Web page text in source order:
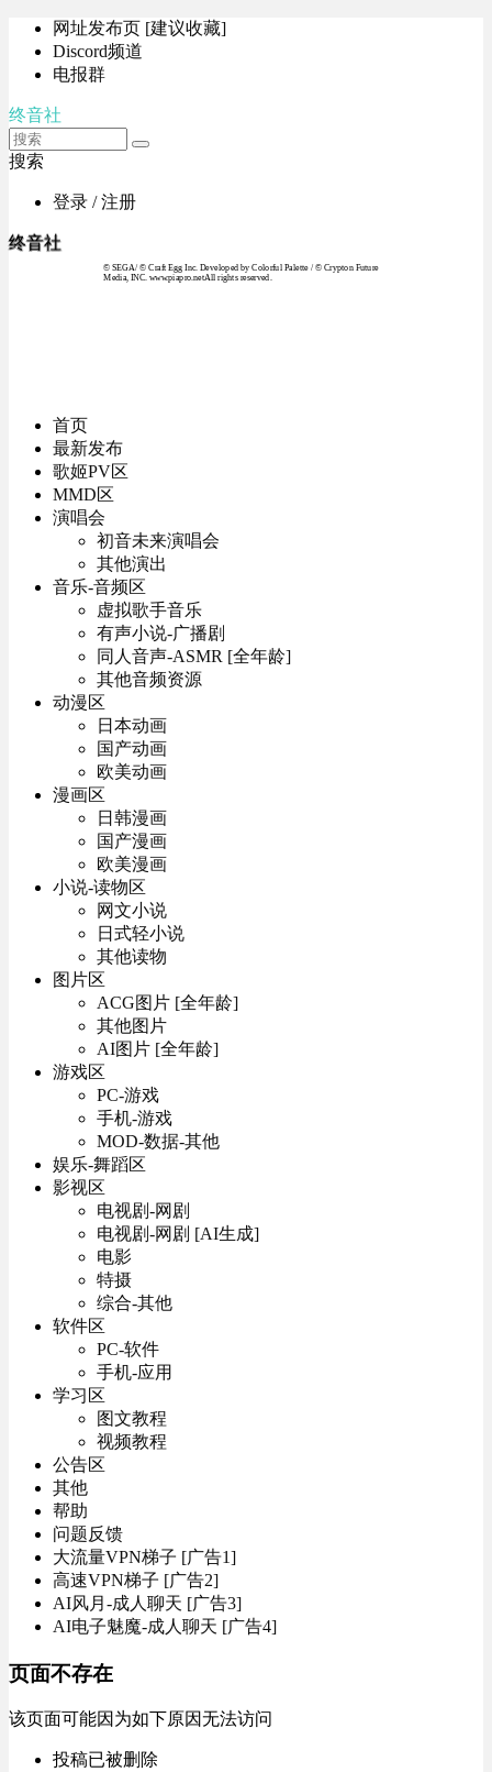
网址发布页 [建议收藏]
Discord频道
电报群
终音社
搜索
登录 / 注册
终音社
© SEGA / © Craft Egg Inc. Developed by Colorful Palette / © Crypton Future
Media, INC. www.piapro.netAll rights reserved.
首页
最新发布
歌姬PV区
MMD区
演唱会
初音未来演唱会
其他演出
音乐-音频区
虚拟歌手音乐
有声小说-广播剧
同人音声-ASMR [全年龄]
其他音频资源
动漫区
日本动画
国产动画
欧美动画
漫画区
日韩漫画
国产漫画
欧美漫画
小说-读物区
网文小说
日式轻小说
其他读物
图片区
ACG图片 [全年龄]
其他图片
AI图片 [全年龄]
游戏区
PC-游戏
手机-游戏
MOD-数据-其他
娱乐-舞蹈区
影视区
电视剧-网剧
电视剧-网剧 [AI生成]
电影
特摄
综合-其他
软件区
PC-软件
手机-应用
学习区
图文教程
视频教程
公告区
其他
帮助
问题反馈
大流量VPN梯子 [广告1]
高速VPN梯子 [广告2]
AI风月-成人聊天 [广告3]
AI电子魅魔-成人聊天 [广告4]
页面不存在
该页面可能因为如下原因无法访问
投稿已被删除